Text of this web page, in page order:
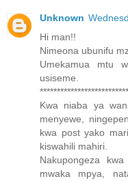
Unknown
Hi man!!
Nimeona ubunifu
Umekamua mtu
usiseme.
Kwa niaba ya
menyewe,
kwa post yako
kiswahili mahiri.
Nakupongeza
mwaka mpya,